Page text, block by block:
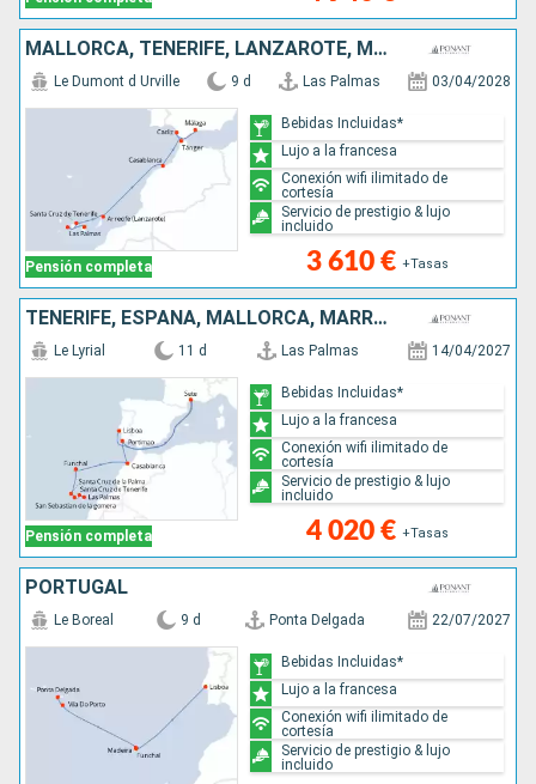
MALLORCA, TENERIFE, LANZAROTE, MARRUECOS, ESPAÑA
Pensión completa
Le Dumont d Urville 9 d Las Palmas 03/04/2028
3 610 € +Tasas
Bebidas Incluidas*
Lujo a la francesa
Conexión wifi ilimitado de
cortesía
Servicio de prestigio & lujo
incluido
TENERIFE, ESPAÑA, MALLORCA, MARRUECOS, FRANCIA, PORTUGAL
Pensión completa
Le Lyrial 11 d Las Palmas 14/04/2027
4 020 € +Tasas
Bebidas Incluidas*
Lujo a la francesa
Conexión wifi ilimitado de
cortesía
Servicio de prestigio & lujo
incluido
PORTUGAL
Le Boreal 9 d Ponta Delgada 22/07/2027
Bebidas Incluidas*
Lujo a la francesa
Conexión wifi ilimitado de
cortesía
Servicio de prestigio & lujo
incluido